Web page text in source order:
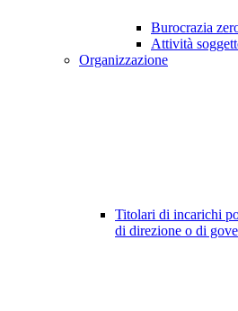
Burocrazia
Attività
Organizzazione
Titolari di incarichi
di direzione o di